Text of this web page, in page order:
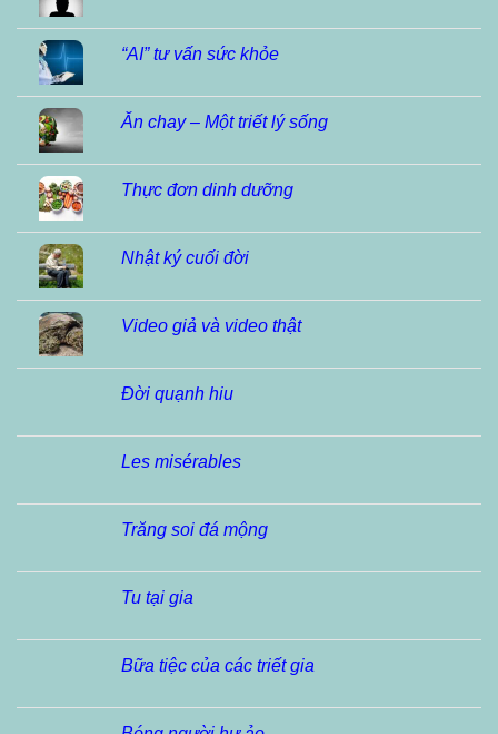
“AI” tư vấn sức khỏe
Ăn chay – Một triết lý sống
Thực đơn dinh dưỡng
Nhật ký cuối đời
Video giả và video thật
Đời quạnh hiu
Les misérables
Trăng soi đá mộng
Tu tại gia
Bữa tiệc của các triết gia